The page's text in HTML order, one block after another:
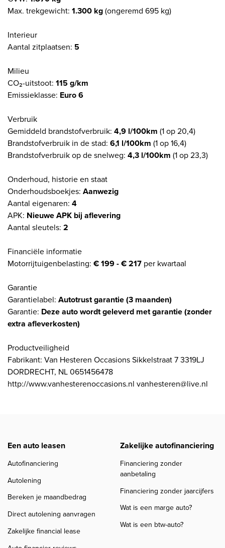
Max. trekgewicht: 1.300 kg(ongeremd 695 kg)
Interieur
Aantal zitplaatsen: 5
Milieu
CO₂-uitstoot: 115 g/km
Emissieklasse: Euro 6
Verbruik
Gemiddeld brandstofverbruik: 4,9 l/100km (1 op 20,4)
Brandstofverbruik in de stad: 6,1 l/100km (1 op 16,4)
Brandstofverbruik op de snelweg: 4,3 l/100km (1 op 23,3)
Onderhoud, historie en staat
Onderhoudsboekjes: Aanwezig
Aantal eigenaren: 4
APK: Nieuwe APK bij aflevering
Aantal sleutels: 2
Financiële informatie
Motorrijtuigenbelasting: € 199 - € 217 per kwartaal
Garantie
Garantielabel: Autotrust garantie (3 maanden)
Garantie: Deze auto wordt geleverd met garantie (zonder
extra afleverkosten)
Productveiligheid
Fabrikant: Van Hesteren Occasions Sikkelstraat 7 3319LJ
DORDRECHT, NL 0651456478
http://www.vanhesterenoccasions.nl vanhesteren@live.nl
Een auto leasen
Autofinanciering
Autolening
Bereken je maandbedrag
Direct autolening aanvragen
Zakelijke financial lease
Zakelijke autofinanciering
Financiering zonder
aanbetaling
Financiering zonder jaarcijfers
Wat is een marge auto?
Wat is een btw-auto?